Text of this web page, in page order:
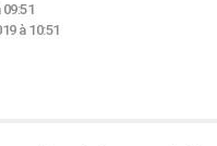
à 10:51